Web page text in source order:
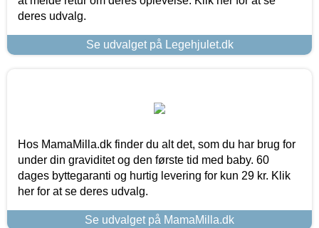
deres udvalg.
Se udvalget på Legehjulet.dk
Hos MamaMilla.dk finder du alt det, som du har brug for
under din graviditet og den første tid med baby. 60
dages byttegaranti og hurtig levering for kun 29 kr. Klik
her for at se deres udvalg.
Se udvalget på MamaMilla.dk